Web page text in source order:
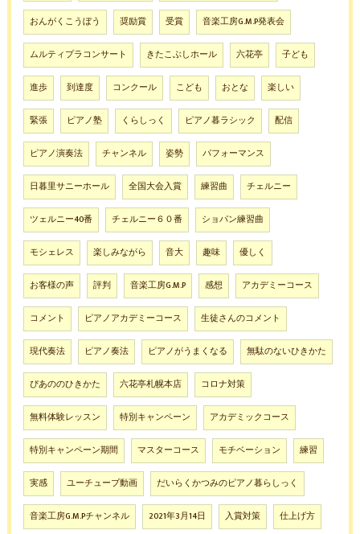
おんがくこうぼう 奨励賞 受賞 音楽工房G.M.P発表会
ムルティプラコンサート きたこぶしホール 六花亭 子ども
進歩 到達度 コンクール こども おとな 楽しい
緊張 ピアノ塾 くらしっく ピアノ暮ラシック 配信
ピアノ演奏法 チャンネル 姿勢 パフォーマンス
日暮里サニーホール 全国大会入賞 練習曲 チェルニー
ツェルニー40番 チェルニー６０番 ショパン練習曲
モシェレス 楽しみながら 音大 趣味 優しく
お客様の声 評判 音楽工房G.M.P 感想 アカデミーコース
コメント ピアノアカデミーコース 生徒さんのコメント
現代奏法 ピアノ奏法 ピアノがうまくなる 無駄のないひきかた
ぴあののひきかた 六花亭札幌本店 コロナ対策
無料体験レッスン 特別キャンペーン アカデミックコース
特別キャンペーン期間 マスターコース モチベーション 練習
実感 ユーチューブ動画 だいらくかつみのピアノ暮らしっく
音楽工房G.M.Pチャンネル 2021年3月14日 入賞対策 仕上げ方